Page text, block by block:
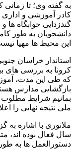
به گفته وی؛ تا
کادر آموزشی و
گندزدایی خوابگاه
دانشجویان به طور
این محیط ها مهیا
استاندار خراسان
کرونا به بررسی های
که طی این مدت،
بازگشایی مدارس
بمانیم شرایط مطلوب
ملی نتیجه نهایی را
ملانوری با اشاره به
سال فعال بوده اند،
دستورالعمل ها به